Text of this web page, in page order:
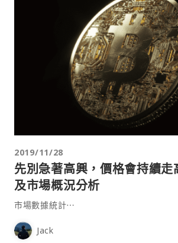
2019/11/28
先別急著高興，價格會持續走
及市場概況分析
市場數據統計⋯
Jack